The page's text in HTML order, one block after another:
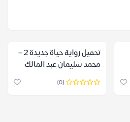
تحميل رواية حياة جديدة 2 –
محمد سليمان عبد المالك
(0)